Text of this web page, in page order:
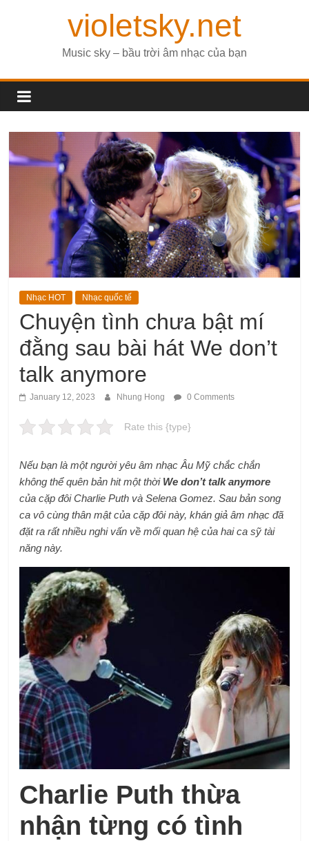
violetsky.net
Music sky – bầu trời âm nhạc của bạn
Nhạc HOT Nhạc quốc tế
Chuyện tình chưa bật mí
đằng sau bài hát We don’t
talk anymore
January 12, 2023 Nhung Hong 0 Comments
Rate this {type}
Nếu bạn là một người yêu âm nhạc Âu Mỹ chắc chắn
không thể quên bản hit một thời We don’t talk anymore
của cặp đôi Charlie Puth và Selena Gomez. Sau bản song
ca vô cùng thân mật của cặp đôi này, khán giả âm nhạc đã
đặt ra rất nhiều nghi vấn về mối quan hệ của hai ca sỹ tài
năng này.
Charlie Puth thừa
nhận từng có tình